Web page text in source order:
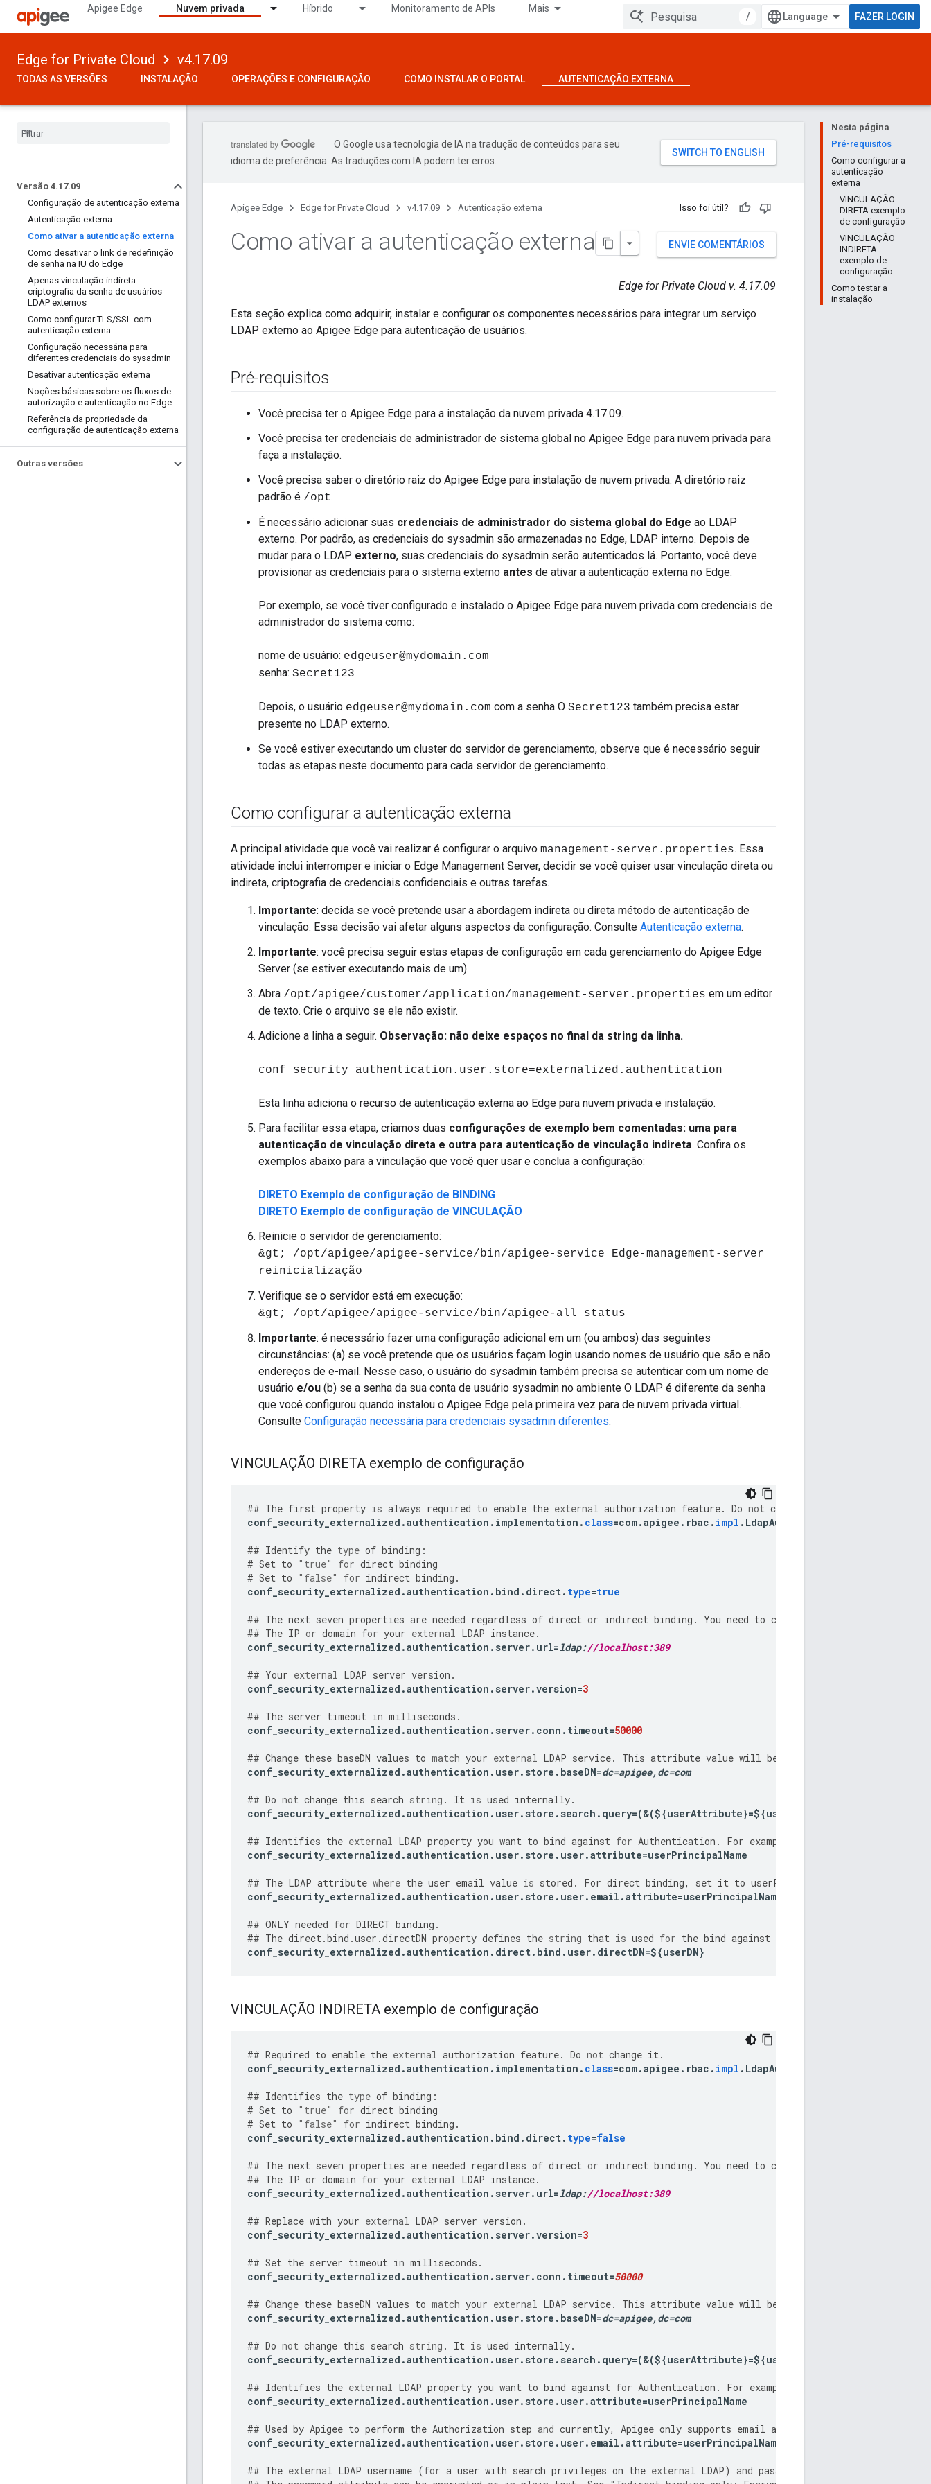
Apigee Edge Nuvem privada Híbrido Monitoramento de APIs Mais
/ FAZER LOGIN
Edge for Private Cloud v4.17.09
TODAS AS VERSÕES INSTALAÇÃO OPERAÇÕES E CONFIGURAÇÃO COMO INSTALAR O PORTAL AUTENTICAÇÃO EXTERNA
Versão 4.17.09
Configuração de autenticação externa
Autenticação externa
Como ativar a autenticação externa
Como desativar o link de redefinição
de senha na IU do Edge
Apenas vinculação indireta:
criptografia da senha de usuários
LDAP externos
Como configurar TLS/SSL com
autenticação externa
Configuração necessária para
diferentes credenciais do sysadmin
Desativar autenticação externa
Noções básicas sobre os fluxos de
autorização e autenticação no Edge
Referência da propriedade da
configuração de autenticação externa
Outras versões
Nesta página
Pré-requisitos
Como configurar a
autenticação
externa
VINCULAÇÃO
DIRETA exemplo
de configuração
VINCULAÇÃO
INDIRETA
exemplo de
configuração
Como testar a
instalação
O Google usa tecnologia de IA na tradução de conteúdos para seu
idioma de preferência. As traduções com IA podem ter erros.
Apigee Edge Edge for Private Cloud v4.17.09 Autenticação externa Isso foi útil?
ENVIE COMENTÁRIOS
Como ativar a autenticação externa
Edge for Private Cloud v. 4.17.09
Esta seção explica como adquirir, instalar e configurar os componentes necessários para integrar um serviço
LDAP externo ao Apigee Edge para autenticação de usuários.
Pré-requisitos
Você precisa ter o Apigee Edge para a instalação da nuvem privada 4.17.09.
Você precisa ter credenciais de administrador de sistema global no Apigee Edge para nuvem privada para
faça a instalação.
Você precisa saber o diretório raiz do Apigee Edge para instalação de nuvem privada. A diretório raiz
padrão é /opt.
É necessário adicionar suas credenciais de administrador do sistema global do Edge ao LDAP
externo. Por padrão, as credenciais do sysadmin são armazenadas no Edge, LDAP interno. Depois de
mudar para o LDAP externo, suas credenciais do sysadmin serão autenticados lá. Portanto, você deve
provisionar as credenciais para o sistema externo antes de ativar a autenticação externa no Edge.
Por exemplo, se você tiver configurado e instalado o Apigee Edge para nuvem privada com credenciais de
administrador do sistema como:
nome de usuário: edgeuser@mydomain.com
senha: Secret123
Depois, o usuário edgeuser@mydomain.com com a senha O Secret123 também precisa estar
presente no LDAP externo.
Se você estiver executando um cluster do servidor de gerenciamento, observe que é necessário seguir
todas as etapas neste documento para cada servidor de gerenciamento.
Como configurar a autenticação externa
A principal atividade que você vai realizar é configurar o arquivo management-server.properties. Essa
atividade inclui interromper e iniciar o Edge Management Server, decidir se você quiser usar vinculação direta ou
indireta, criptografia de credenciais confidenciais e outras tarefas.
Importante: decida se você pretende usar a abordagem indireta ou direta método de autenticação de
vinculação. Essa decisão vai afetar alguns aspectos da configuração. Consulte Autenticação externa.
Importante: você precisa seguir estas etapas de configuração em cada gerenciamento do Apigee Edge
Server (se estiver executando mais de um).
Abra /opt/apigee/customer/application/management-server.properties em um editor
de texto. Crie o arquivo se ele não existir.
Adicione a linha a seguir. Observação: não deixe espaços no final da string da linha.
conf_security_authentication.user.store=externalized.authentication
Esta linha adiciona o recurso de autenticação externa ao Edge para nuvem privada e instalação.
Para facilitar essa etapa, criamos duas configurações de exemplo bem comentadas: uma para
autenticação de vinculação direta e outra para autenticação de vinculação indireta. Confira os
exemplos abaixo para a vinculação que você quer usar e conclua a configuração:
DIRETO Exemplo de configuração de BINDING
DIRETO Exemplo de configuração de VINCULAÇÃO
Reinicie o servidor de gerenciamento:
&gt; /opt/apigee/apigee-service/bin/apigee-service Edge-management-server
reinicialização
Verifique se o servidor está em execução:
&gt; /opt/apigee/apigee-service/bin/apigee-all status
Importante: é necessário fazer uma configuração adicional em um (ou ambos) das seguintes
circunstâncias: (a) se você pretende que os usuários façam login usando nomes de usuário que são e não
endereços de e-mail. Nesse caso, o usuário do sysadmin também precisa se autenticar com um nome de
usuário e/ou (b) se a senha da sua conta de usuário sysadmin no ambiente O LDAP é diferente da senha
que você configurou quando instalou o Apigee Edge pela primeira vez para de nuvem privada virtual.
Consulte Configuração necessária para credenciais sysadmin diferentes.
VINCULAÇÃO DIRETA exemplo de configuração
## The first property is always required to enable the external authorization feature. Do not change
conf_security_externalized .authentication . implementation . class=com.apigee . rbac . impl . LdapAuthenticatorImpl
## Identify the type of binding :
# Set to "true" for direct binding
# Set to "false" for indirect binding .
conf_security_externalized .authentication . bind . direct. type=true
## The next seven properties are needed regardless of direct or indirect binding . You need to configure
## The IP or domain for your external LDAP instance.
conf_security_externalized .authentication . server. url=ldap://localhost:389
## Your external LDAP server version .
conf_security_externalized .authentication . server.version=3
## The server timeout in milliseconds .
conf_security_externalized .authentication . server. conn . timeout=50000
## Change these baseDN values to match your external LDAP service. This attribute value will be
conf_security_externalized .authentication . user. store . baseDN=dc=apigee,dc=com
## Do not change this search string . It is used internally.
conf_security_externalized .authentication . user. store . search . query=(&(${userAttribute}=${userId
## Identifies the external LDAP property you want to bind against for Authentication . For example
conf_security_externalized .authentication . user. store . user.attribute=userPrincipalName
## The LDAP attribute where the user email value is stored . For direct binding, set it to userPrincipalName
conf_security_externalized .authentication . user. store . user. email .attribute=userPrincipalName
## ONLY needed for DIRECT binding .
## The direct.bind .user .directDN property defines the string that is used for the bind against
conf_security_externalized .authentication . direct. bind . user. directDN=${userDN}
VINCULAÇÃO INDIRETA exemplo de configuração
## Required to enable the external authorization feature. Do not change it.
conf_security_externalized .authentication . implementation . class=com.apigee . rbac . impl . LdapAuthenticatorImpl
## Identifies the type of binding :
# Set to "true" for direct binding
# Set to "false" for indirect binding .
conf_security_externalized .authentication . bind . direct. type=false
## The next seven properties are needed regardless of direct or indirect binding . You need to configure
## The IP or domain for your external LDAP instance.
conf_security_externalized .authentication . server. url=ldap://localhost:389
## Replace with your external LDAP server version .
conf_security_externalized .authentication . server.version=3
## Set the server timeout in milliseconds .
conf_security_externalized .authentication . server. conn . timeout=50000
## Change these baseDN values to match your external LDAP service. This attribute value will be
conf_security_externalized .authentication . user. store . baseDN=dc=apigee,dc=com
## Do not change this search string . It is used internally.
conf_security_externalized .authentication . user. store . search . query=(&(${userAttribute}=${userId
## Identifies the external LDAP property you want to bind against for Authentication . For example
conf_security_externalized .authentication . user. store . user.attribute=userPrincipalName
## Used by Apigee to perform the Authorization step and currently, Apigee only supports email address
conf_security_externalized .authentication . user. store . user. email .attribute=userPrincipalName
## The external LDAP username (for a user with search privileges on the external LDAP) and password